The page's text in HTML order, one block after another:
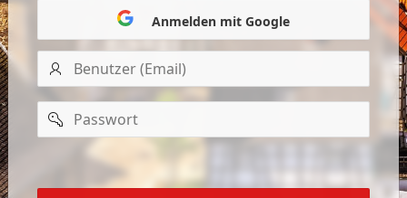
Anmelden mit Google
Benutzer
(Email)
Passwort